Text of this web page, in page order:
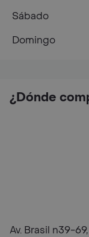
¿Dónde
Av. Brasil n39-
Sábado
Domingo